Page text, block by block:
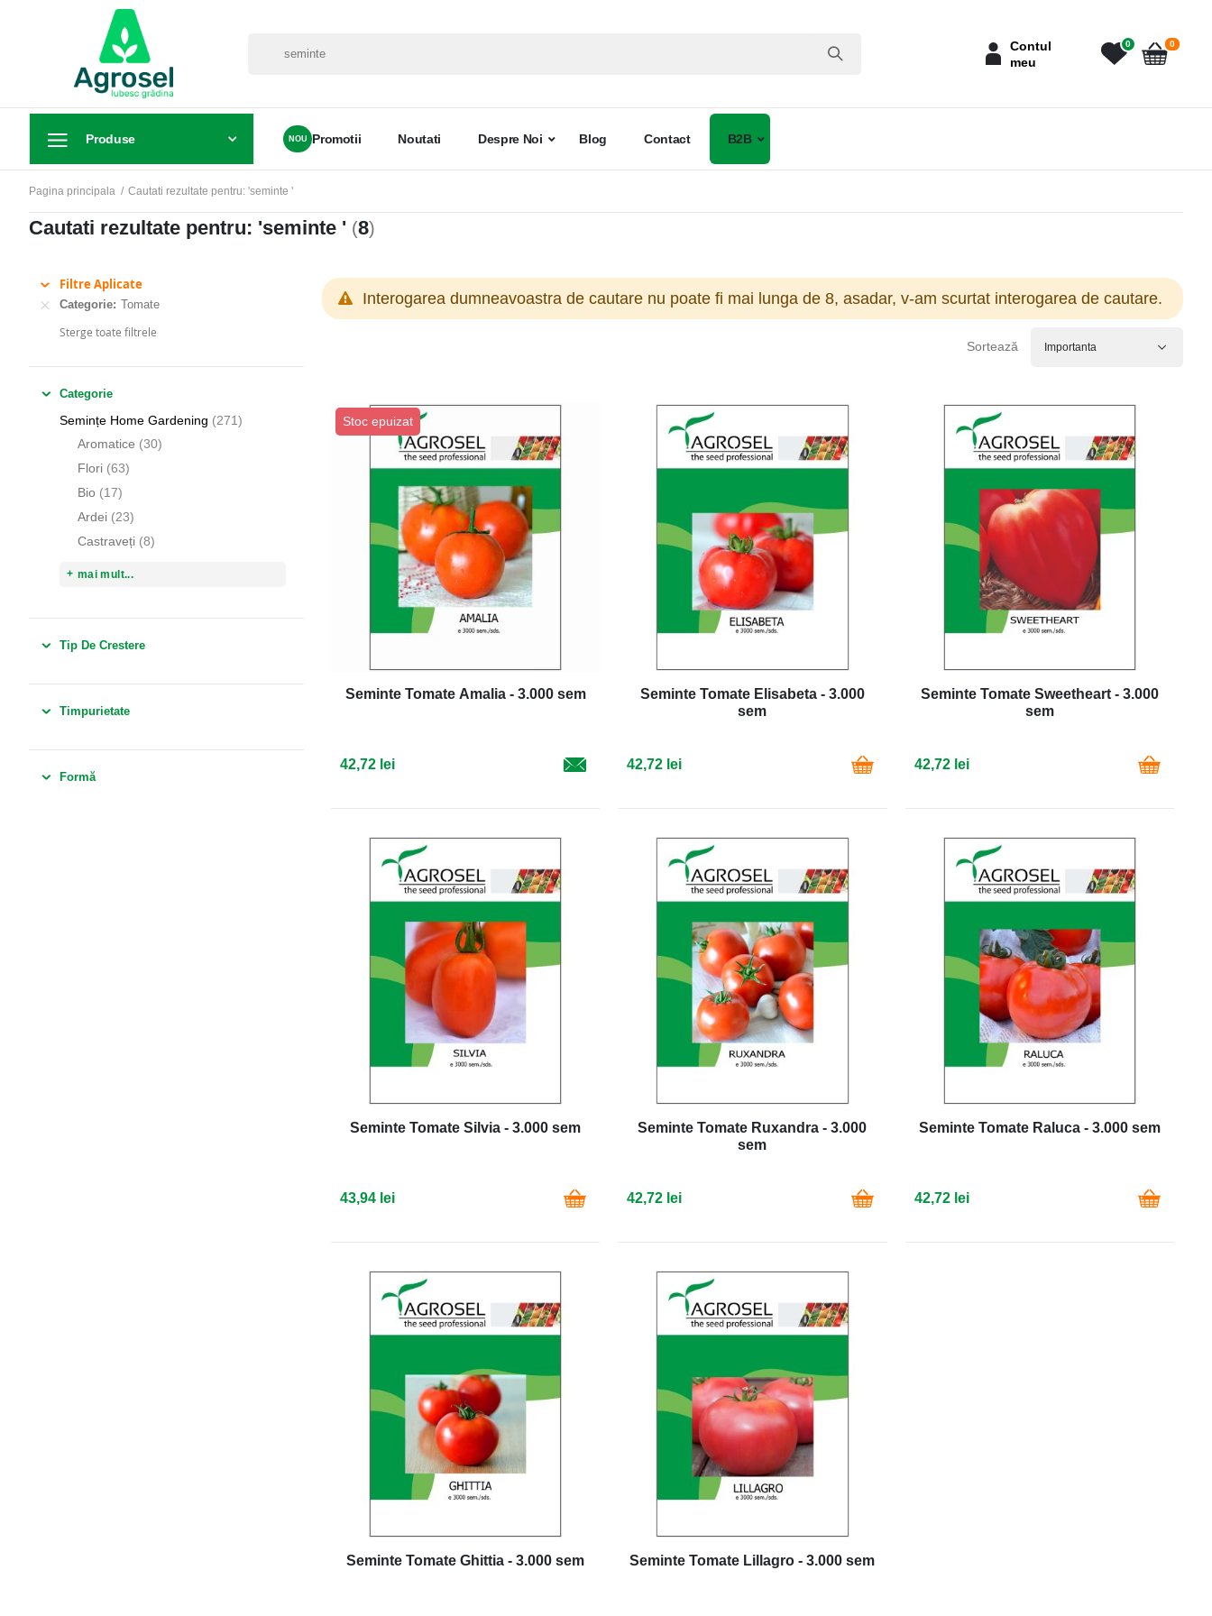
Contul
meu
0
Cart
0articole
Produse Promotii Noutati Despre Noi Blog Contact B2B
Pagina principala Cautati rezultate pentru: 'seminte '
Cautati rezultate pentru: 'seminte ' (8)
Interogarea dumneavoastra de cautare nu poate fi mai lunga de 8, asadar, v-am scurtat interogarea de cautare.
Sortează
Stoc epuizat
Seminte Tomate Amalia - 3.000 sem
42,72 lei
Seminte Tomate Elisabeta - 3.000
sem
42,72 lei
Seminte Tomate Sweetheart - 3.000
sem
42,72 lei
Seminte Tomate Silvia - 3.000 sem
43,94 lei
Seminte Tomate Ruxandra - 3.000
sem
42,72 lei
Seminte Tomate Raluca - 3.000 sem
42,72 lei
Seminte Tomate Ghittia - 3.000 sem Seminte Tomate Lillagro - 3.000 sem
Filtre Aplicate
Categorie Tomate
Sterge toate filtrele
Categorie
Semințe Home Gardening 271
articole
Aromatice
30
articole
Flori 63
articole
Bio
17
articole
Ardei
23
articole
Castraveți 8
articole
mai mult...
Tip De Crestere
Timpurietate
Formă